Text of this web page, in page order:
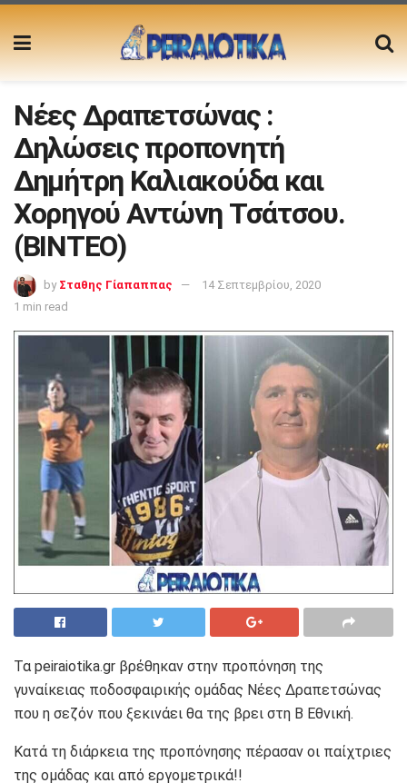
Νέες Δραπετσώνας :
Δηλώσεις προπονητή
Δημήτρη Καλιακούδα και
Χορηγού Αντώνη Τσάτσου.
(ΒΙΝΤΕΟ)
by Σταθης Γίαπαππας
14 Σεπτεμβρίου, 2020
1 min read
Τα peiraiotika.gr βρέθηκαν στην προπόνηση της
γυναίκειας ποδοσφαιρικής ομάδας Νέες Δραπετσώνας
που η σεζόν που ξεκινάει θα της βρει στη Β Εθνική.
Κατά τη διάρκεια της προπόνησης πέρασαν οι παίχτριες
της ομάδας και από εργομετρικά!!